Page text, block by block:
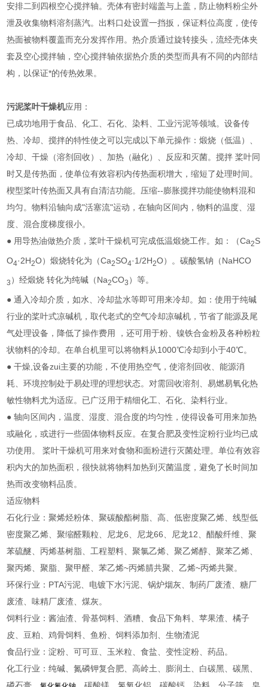
安排二到四根空心搅拌轴。壳体有密封端盖与上盖，防止物料粉尘外
泄及收集物料溶剂蒸汽。出料口处设置一挡扳，保证料位高度，使传
热面被物料覆盖而充分发挥作用。热介质通过旋转接头，流经壳体夹
套及空心搅拌轴，空心搅拌轴依据热介质的类型而具有不同的内部结
构，以保证*的传热效果。
污泥桨叶干燥机应用：
已成功地用于食品、化工、石化、染料、工业污泥等领域。设备传
热、冷却、搅拌的特性使之可以完成以下单元操作：煅烧（低温）、
冷却、干燥（溶剂回收）、加热（融化）、反应和灭菌。搅拌 桨叶同
时又是传热面，使单位有效容积内传热面积增大，缩短了处理时间。
楔型桨叶传热面又具有自清洁功能。压缩--膨胀搅拌功能使物料混和
均匀。物料沿轴向成"活塞流"运动，在轴向区间内，物料的温度、湿
度、混合度梯度很小。
● 用导热油做热介质，桨叶干燥机可完成低温煅烧工作。如：（Ca2S
O4·2H2O）煅烧转化为（Ca2SO4·1/2H2O）。碳酸氢钠（NaHCO
3 ）经煅烧 转化为纯碱（Na2CO3 ）等。
● 通入冷却介质，如水、冷却盐水等即可用来冷却。如：使用于纯碱
行业的桨叶式凉碱机，取代老式的空气冷却凉碱机，节省了能源及尾
气处理设备，降低了操作费用 ，还可用于粉、镍铁合金粉及各种粉粒
状物料的冷却。在单台机里可以将物料从1000℃冷却到小于40℃。
● 干燥,设备zui主要的功能，不使用热空气，使溶剂回收、能源消
耗、环境控制处于易处理的理想状态。对需回收溶剂、易燃易氧化热
敏性物料尤为适应。已广泛用于精细化工、石化、染料行业。
● 轴向区间内，温度、湿度、混合度的均匀性，使得设备可用来加热
或融化，或进行一些固体物料反应。在复合肥及变性淀粉行业均已成
功使用。 桨叶干燥机可用来对食物和面粉进行灭菌处理。单位有效容
积内大的加热面积，很快就将物料加热到灭菌温度，避免了长时间加
热而改变物料品质。
适应物料
石化行业：聚烯烃粉体、聚碳酸酯树脂、高、低密度聚乙烯、线型低
密度聚乙烯、聚缩醛颗粒、尼龙6、尼龙66、尼龙12、醋酸纤维、聚
苯硫醚、丙烯基树脂、工程塑料、聚氯乙烯、聚乙烯醇、聚苯乙烯、
聚丙烯、聚脂、聚甲醛、苯乙烯~丙烯腈共聚、乙烯~丙烯共聚。
环保行业：PTA污泥、电镀下水污泥、锅炉烟灰、制药厂废渣、糖厂
废渣、味精厂废渣、煤灰。
饲料行业：酱油渣、骨基饲料、酒糟、食品下角料、苹果渣、橘子
皮、豆粕、鸡骨饲料、鱼粉、饲料添加剂、生物渣泥
食品行业：淀粉、可可豆、玉米粒、食盐、变性淀粉、药品。
化工行业：纯碱、氮磷钾复合肥、高岭土、膨润土、白碳黑、碳黑、